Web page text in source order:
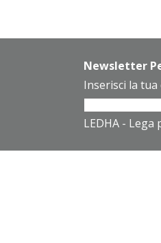
Newsletter
Inserisci la
LEDHA -